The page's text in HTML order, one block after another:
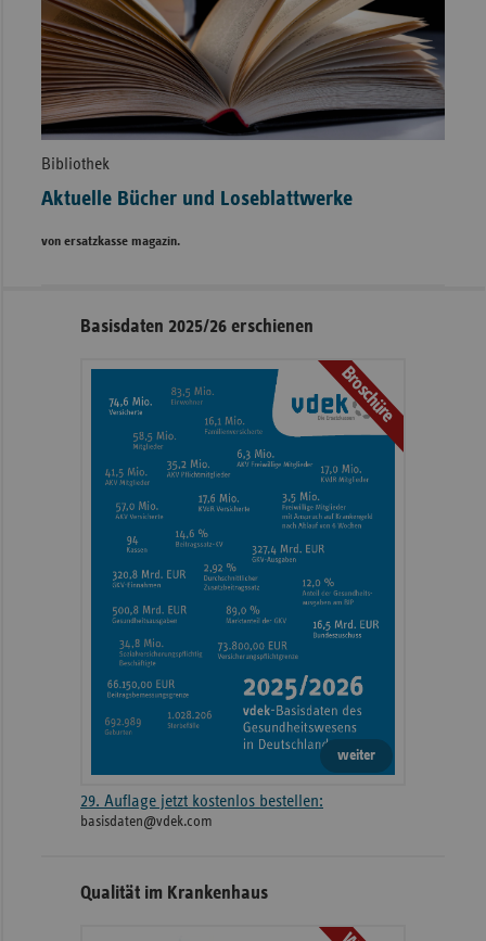
Bibliothek
Aktuelle Bücher und Loseblattwerke
von ersatzkasse magazin.
Seitennavigation
Seitenleiste
Informationen
Basisdaten 2025/26 erschienen
Broschüre
weiter
29. Auflage jetzt kostenlos bestellen:
basisdaten@vdek.com
Qualität im Krankenhaus